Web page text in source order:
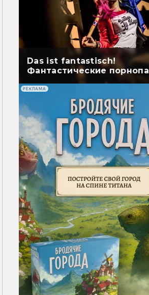
Das ist fantastisch!
Фантастические
РЕКЛАМА